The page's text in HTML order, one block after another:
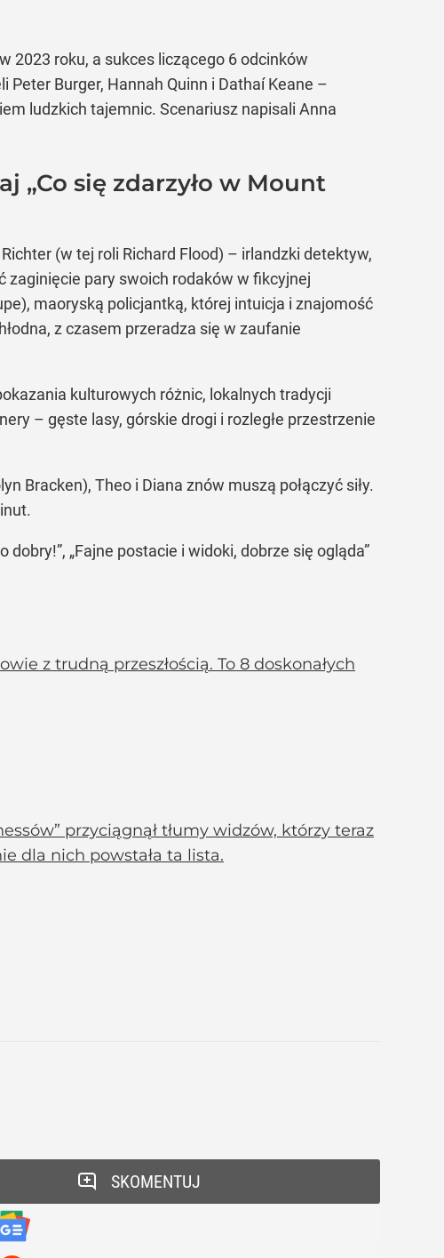
2023 roku, a sukces liczącego 6 odcinków
Burger, Hannah Quinn i Dathaí Keane –
ludzkich tajemnic. Scenariusz napisali Anna
„Co się zdarzyło w Mount
(w tej roli Richard Flood) – irlandzki detektyw,
zaginięcie pary swoich rodaków w fikcyjnej
maoryską policjantką, której intuicja i znajomość
z czasem przeradza się w zaufanie
kulturowych różnic, lokalnych tradycji
– gęste lasy, górskie drogi i rozległe przestrzenie
Bracken), Theo i Diana znów muszą połączyć siły.
„Fajne postacie i widoki, dobrze się ogląda”
z trudną przeszłością. To 8 doskonałych
przyciągnął tłumy widzów, którzy teraz
dla nich powstała ta lista.
SKOMENTUJ